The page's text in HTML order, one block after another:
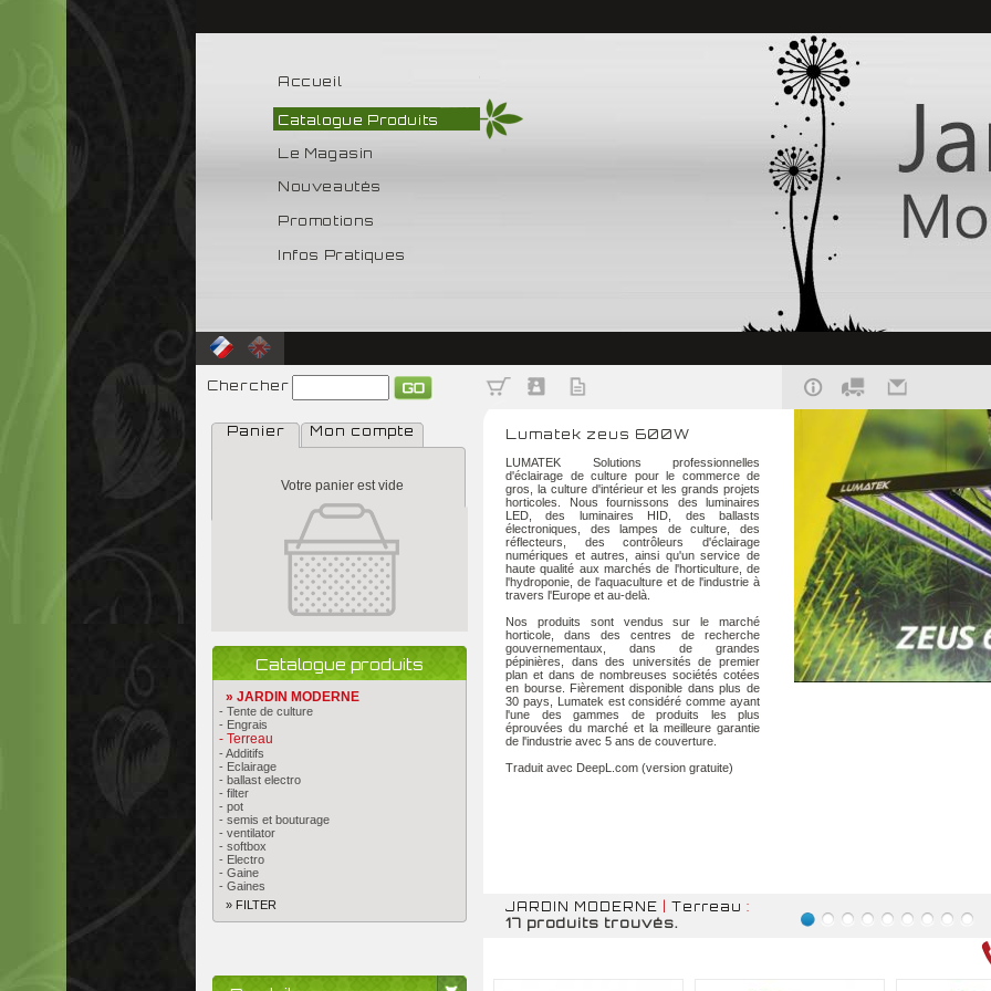
Accueil
Catalogue Produits
Le Magasin
Nouveautés
Promotions
Infos Pratiques
Chercher
Panier Mon compte
Votre panier est vide
Catalogue produits
» JARDIN MODERNE
- Tente de culture
- Engrais
- Terreau
- Additifs
- Eclairage
- ballast electro
- filter
- pot
- semis et bouturage
- ventilator
- softbox
- Electro
- Gaine
- Gaines
» FILTER
Lumatek zeus 600W
LUMATEK Solutions professionnelles
d'éclairage de culture pour le commerce de
gros, la culture d'intérieur et les grands projets
horticoles. Nous fournissons des luminaires
LED, des luminaires HID, des ballasts
électroniques, des lampes de culture, des
réflecteurs, des contrôleurs d'éclairage
numériques et autres, ainsi qu'un service de
haute qualité aux marchés de l'horticulture, de
l'hydroponie, de l'aquaculture et de l'industrie à
travers l'Europe et au-delà.
Nos produits sont vendus sur le marché
horticole, dans des centres de recherche
gouvernementaux, dans de grandes
pépinières, dans des universités de premier
plan et dans de nombreuses sociétés cotées
en bourse. Fièrement disponible dans plus de
30 pays, Lumatek est considéré comme ayant
l'une des gammes de produits les plus
éprouvées du marché et la meilleure garantie
de l'industrie avec 5 ans de couverture.
Traduit avec DeepL.com (version gratuite)
JARDIN MODERNE Terreau :
17 produits trouvés.